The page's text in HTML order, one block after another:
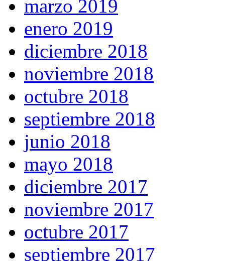
marzo 2019
enero 2019
diciembre 2018
noviembre 2018
octubre 2018
septiembre 2018
junio 2018
mayo 2018
diciembre 2017
noviembre 2017
octubre 2017
septiembre 2017